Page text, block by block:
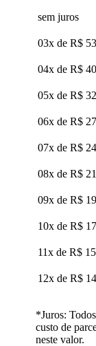
sem juros
03x de R$
04x de R$
05x de R$
06x de R$
07x de R$
08x de R$
09x de R$
10x de R$
11x de R$
12x de R$
*Juros:
custo de
neste valor.